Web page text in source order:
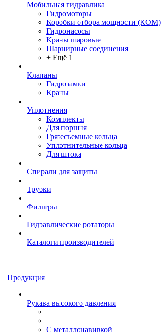
Мобильная гидравлика
Гидромоторы
Коробки отбора мощности (КОМ)
Гидронасосы
Краны шаровые
Шарнирные соединения
+ Ещё 1
Клапаны
Гидрозамки
Краны
Уплотнения
Комплекты
Для поршня
Грязесъемные кольца
Уплотнительные кольца
Для штока
Спирали для защиты
Трубки
Фильтры
Гидравлические ротаторы
Каталоги производителей
Продукция
Рукава высокого давления
С металлонавивкой